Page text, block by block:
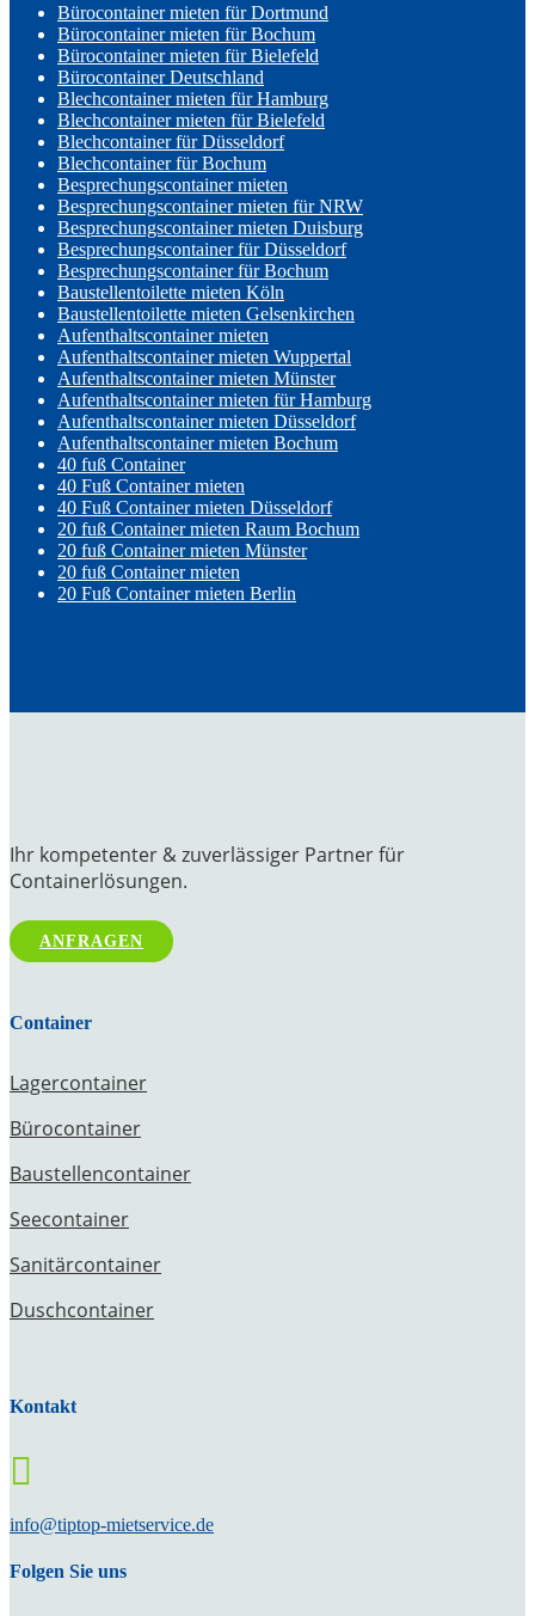
Bürocontainer mieten für Dortmund
Bürocontainer mieten für Bochum
Bürocontainer mieten für Bielefeld
Bürocontainer Deutschland
Blechcontainer mieten für Hamburg
Blechcontainer mieten für Bielefeld
Blechcontainer für Düsseldorf
Blechcontainer für Bochum
Besprechungscontainer mieten
Besprechungscontainer mieten für NRW
Besprechungscontainer mieten Duisburg
Besprechungscontainer für Düsseldorf
Besprechungscontainer für Bochum
Baustellentoilette mieten Köln
Baustellentoilette mieten Gelsenkirchen
Aufenthaltscontainer mieten
Aufenthaltscontainer mieten Wuppertal
Aufenthaltscontainer mieten Münster
Aufenthaltscontainer mieten für Hamburg
Aufenthaltscontainer mieten Düsseldorf
Aufenthaltscontainer mieten Bochum
40 fuß Container
40 Fuß Container mieten
40 Fuß Container mieten Düsseldorf
20 fuß Container mieten Raum Bochum
20 fuß Container mieten Münster
20 fuß Container mieten
20 Fuß Container mieten Berlin
Ihr kompetenter & zuverlässiger Partner für
Containerlösungen.
ANFRAGEN
Container
Lagercontainer
Bürocontainer
Baustellencontainer
Seecontainer
Sanitärcontainer
Duschcontainer
Kontakt

info@tiptop-mietservice.de
Folgen Sie uns